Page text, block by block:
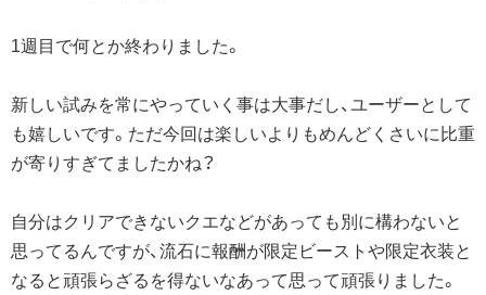
1週目で何とか終わりました。
新しい試みを常にやっていく事は大事だし、ユーザーとして
も嬉しいです。ただ今回は楽しいよりもめんどくさいに比重
が寄りすぎてましたかね？
自分はクリアできないクエなどがあっても別に構わないと
思ってるんですが、流石に報酬が限定ビーストや限定衣装と
なると頑張らざるを得ないなあって思って頑張りました。